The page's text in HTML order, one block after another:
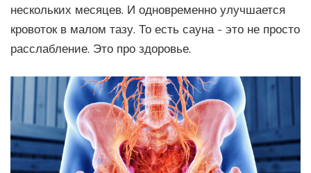
нескольких месяцев. И одновременно улучшается
кровоток в малом тазу. То есть сауна - это не просто
расслабление. Это про здоровье.